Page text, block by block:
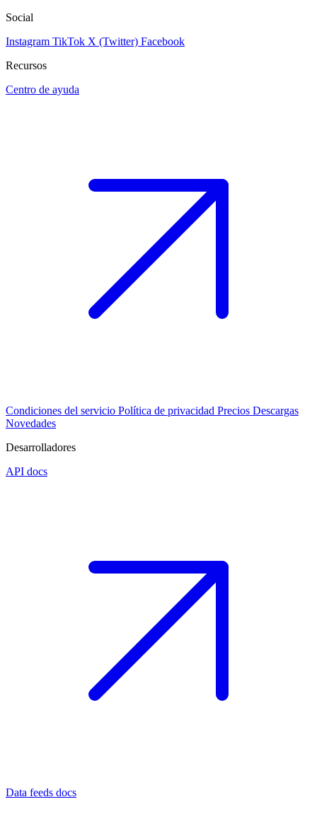
Social
Instagram TikTok X (Twitter) Facebook
Recursos
Centro de ayuda
Condiciones del servicio Política de privacidad Precios Descargas
Novedades
Desarrolladores
API docs
Data feeds docs